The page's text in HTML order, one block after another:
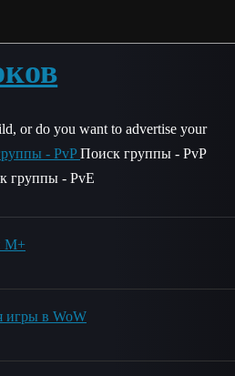
or do you want to advertise your
- PvP Поиск группы - PvP
группы - PvE
М+
игры в WoW